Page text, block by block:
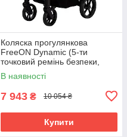
Коляска прогулянкова
FreeON Dynamic (5-ти
точковий ремінь безпеки,
регул. підніжка) Рожева
В наявності
7 943 ₴ 10 054 ₴
Купити